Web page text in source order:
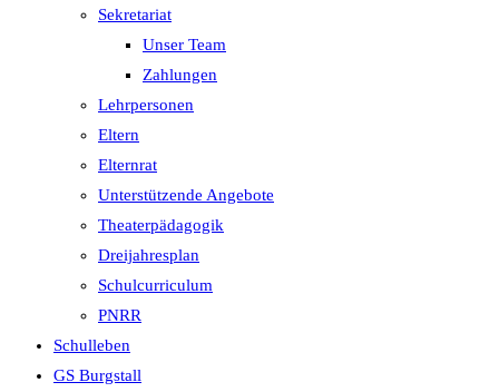
Sekretariat
Unser Team
Zahlungen
Lehrpersonen
Eltern
Elternrat
Unterstützende Angebote
Theaterpädagogik
Dreijahresplan
Schulcurriculum
PNRR
Schulleben
GS Burgstall